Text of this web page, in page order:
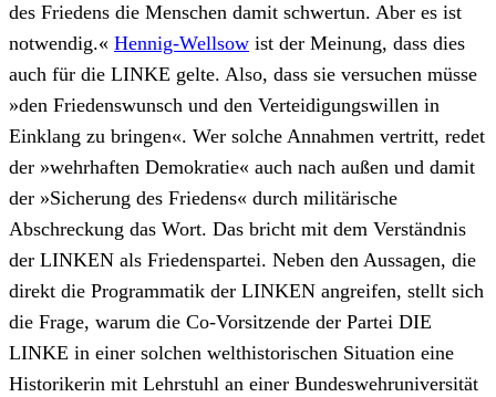
des Friedens die Menschen damit schwertun. Aber es ist
notwendig.« Hennig-Wellsow ist der Meinung, dass dies
auch für die LINKE gelte. Also, dass sie versuchen müsse
»den Friedenswunsch und den Verteidigungswillen in
Einklang zu bringen«. Wer solche Annahmen vertritt, redet
der »wehrhaften Demokratie« auch nach außen und damit
der »Sicherung des Friedens« durch militärische
Abschreckung das Wort. Das bricht mit dem Verständnis
der LINKEN als Friedenspartei. Neben den Aussagen, die
direkt die Programmatik der LINKEN angreifen, stellt sich
die Frage, warum die Co-Vorsitzende der Partei DIE
LINKE in einer solchen welthistorischen Situation eine
Historikerin mit Lehrstuhl an einer Bundeswehruniversität